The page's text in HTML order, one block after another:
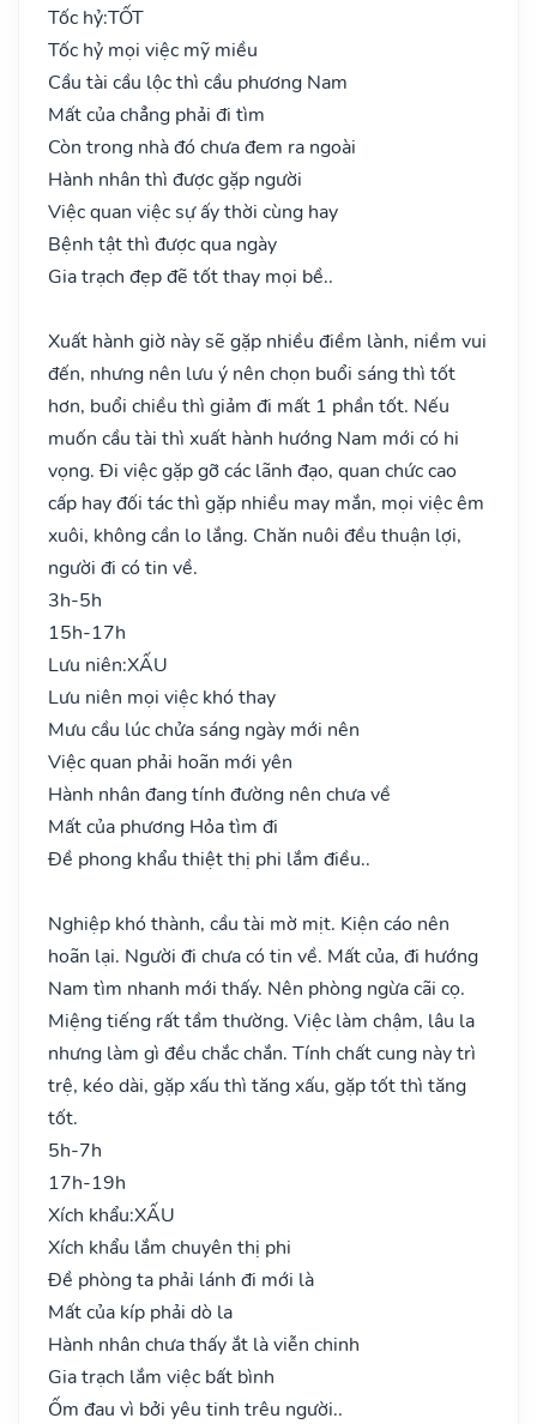
Tốc hỷ:TỐT
Tốc hỷ mọi việc mỹ miều
Cầu tài cầu lộc thì cầu phương Nam
Mất của chẳng phải đi tìm
Còn trong nhà đó chưa đem ra ngoài
Hành nhân thì được gặp người
Việc quan việc sự ấy thời cùng hay
Bệnh tật thì được qua ngày
Gia trạch đẹp đẽ tốt thay mọi bề..
Xuất hành giờ này sẽ gặp nhiều điềm lành, niềm vui
đến, nhưng nên lưu ý nên chọn buổi sáng thì tốt
hơn, buổi chiều thì giảm đi mất 1 phần tốt. Nếu
muốn cầu tài thì xuất hành hướng Nam mới có hi
vọng. Đi việc gặp gỡ các lãnh đạo, quan chức cao
cấp hay đối tác thì gặp nhiều may mắn, mọi việc êm
xuôi, không cần lo lắng. Chăn nuôi đều thuận lợi,
người đi có tin về.
3h-5h
15h-17h
Lưu niên:XẤU
Lưu niên mọi việc khó thay
Mưu cầu lúc chửa sáng ngày mới nên
Việc quan phải hoãn mới yên
Hành nhân đang tính đường nên chưa về
Mất của phương Hỏa tìm đi
Đề phong khẩu thiệt thị phi lắm điều..
Nghiệp khó thành, cầu tài mờ mịt. Kiện cáo nên
hoãn lại. Người đi chưa có tin về. Mất của, đi hướng
Nam tìm nhanh mới thấy. Nên phòng ngừa cãi cọ.
Miệng tiếng rất tầm thường. Việc làm chậm, lâu la
nhưng làm gì đều chắc chắn. Tính chất cung này trì
trệ, kéo dài, gặp xấu thì tăng xấu, gặp tốt thì tăng
tốt.
5h-7h
17h-19h
Xích khẩu:XẤU
Xích khẩu lắm chuyên thị phi
Đề phòng ta phải lánh đi mới là
Mất của kíp phải dò la
Hành nhân chưa thấy ắt là viễn chinh
Gia trạch lắm việc bất bình
Ốm đau vì bởi yêu tinh trêu người..